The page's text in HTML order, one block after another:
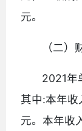
元。
（二）
2021年
其中:本年
元。本年收